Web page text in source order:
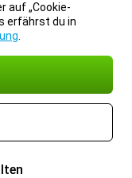
auf „Cookie-
erfährst du in